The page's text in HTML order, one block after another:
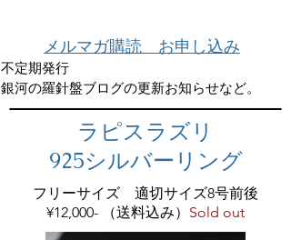
メルマガ購読 お申し込み
不定期発行
銀河の羅針盤ブログの更新お知らせなど。
ラピスラズリ
925シルバーリング
フリーサイズ 適切サイズ8号前後
¥12,000- （送料込み） Sold out